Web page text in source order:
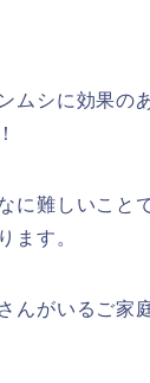
ムシに効果の
に難しいこと
ます。
んがいるご家